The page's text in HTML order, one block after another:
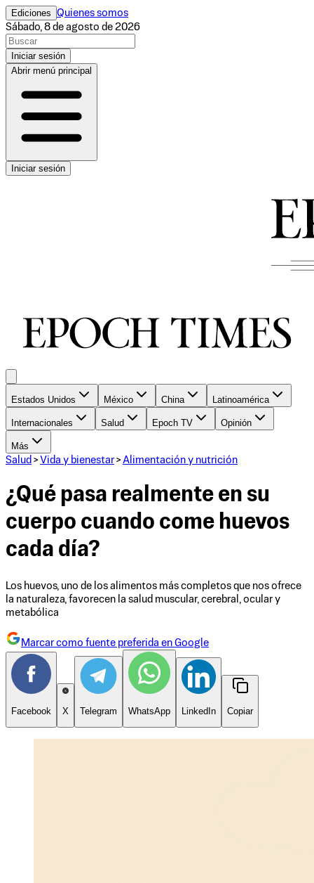
Ediciones Quienes somos
Sábado, 8 de agosto de 2026
Iniciar sesión
Abrir menú principal
Iniciar sesión
Estados Unidos México China Latinoamérica
Internacionales Salud Epoch TV Opinión
Más
Salud > Vida y bienestar > Alimentación y nutrición
¿Qué pasa realmente en su
cuerpo cuando come huevos
cada día?
Los huevos, uno de los alimentos más completos que nos ofrece
la naturaleza, favorecen la salud muscular, cerebral, ocular y
metabólica
Marcar como fuente preferida en Google
Facebook X Telegram WhatsApp LinkedIn Copiar